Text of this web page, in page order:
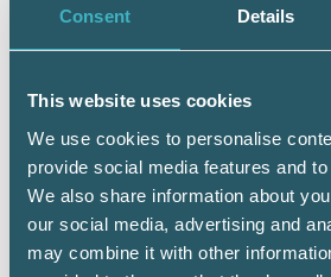
Consent Details
This website uses cookies
We use cookies to personalise
provide social media features and
We also share information about
our social media, advertising and
may combine it with other
med BankID eller samma
Mobilt BankID
Personnummer